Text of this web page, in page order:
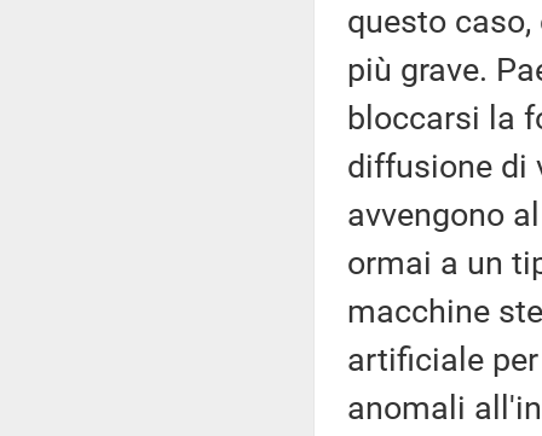
questo
più grave.
bloccarsi la
diffusione di
avvengono
ormai a un
macchine
artificiale
anomali